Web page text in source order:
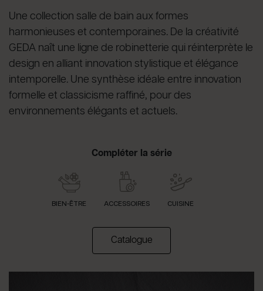
Une collection salle de bain aux formes
harmonieuses et contemporaines. De la créativité
GEDA naît une ligne de robinetterie qui réinterprète le
design en alliant innovation stylistique et élégance
intemporelle. Une synthèse idéale entre innovation
formelle et classicisme raffiné, pour des
environnements élégants et actuels.
Compléter la série
BIEN-ÊTRE ACCESSOIRES CUISINE
Catalogue(apre in una nuova scheda)